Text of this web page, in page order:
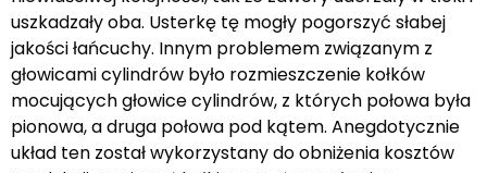
uszkadzały oba. Usterkę tę mogły pogorszyć słabej
jakości łańcuchy. Innym problemem związanym z
głowicami cylindrów było rozmieszczenie kołków
mocujących głowice cylindrów, z których połowa była
pionowa, a druga połowa pod kątem. Anegdotycznie
układ ten został wykorzystany do obniżenia kosztów